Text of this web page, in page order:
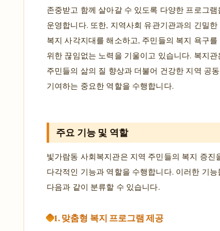
존중받고 함께 살아갈 수 있도록 다양한 프로그
운영합니다. 또한, 지역사회 유관기관과의 긴밀
복지 사각지대를 해소하고, 주민들의 복지 욕구
위한 끊임없는 노력을 기울이고 있습니다. 복지관
주민들의 삶의 질 향상과 더불어 건강한 지역 공
기여하는 중요한 역할을 수행합니다.
주요 기능 및 역할
빛가람동 사회복지관은 지역 주민들의 복지 증진
다각적인 기능과 역할을 수행합니다. 이러한 기
다음과 같이 분류할 수 있습니다.
1. 맞춤형 복지 프로그램 제공